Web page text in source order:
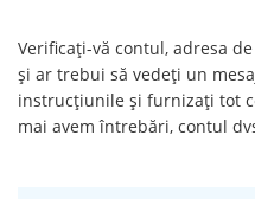
Verificați-vă contul, adresa
și ar trebui să vedeți un
instrucțiunile și furnizați tot
mai avem întrebări, contul